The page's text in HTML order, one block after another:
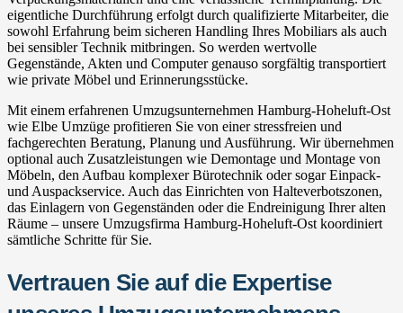
eigentliche Durchführung erfolgt durch qualifizierte Mitarbeiter, die
sowohl Erfahrung beim sicheren Handling Ihres Mobiliars als auch
bei sensibler Technik mitbringen. So werden wertvolle
Gegenstände, Akten und Computer genauso sorgfältig transportiert
wie private Möbel und Erinnerungsstücke.
Mit einem erfahrenen Umzugsunternehmen Hamburg-Hoheluft-Ost
wie Elbe Umzüge profitieren Sie von einer stressfreien und
fachgerechten Beratung, Planung und Ausführung. Wir übernehmen
optional auch Zusatzleistungen wie Demontage und Montage von
Möbeln, den Aufbau komplexer Bürotechnik oder sogar Einpack-
und Auspackservice. Auch das Einrichten von Halteverbotszonen,
das Einlagern von Gegenständen oder die Endreinigung Ihrer alten
Räume – unsere Umzugsfirma Hamburg-Hoheluft-Ost koordiniert
sämtliche Schritte für Sie.
Vertrauen Sie auf die Expertise